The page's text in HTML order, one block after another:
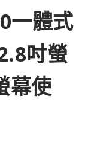
一體式
吋螢
幕使